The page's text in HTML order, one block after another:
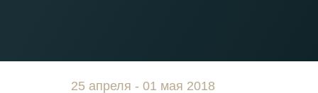
25 апреля - 01 мая 2018